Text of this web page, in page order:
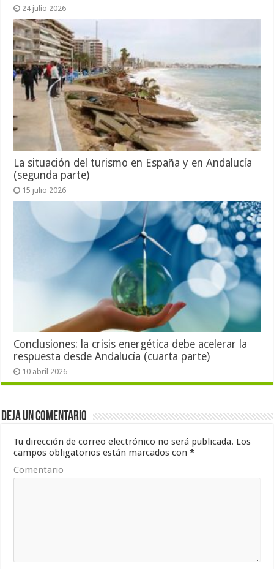
24 julio 2026
La situación del turismo en España y en Andalucía
(segunda parte)
15 julio 2026
Conclusiones: la crisis energética debe acelerar la
respuesta desde Andalucía (cuarta parte)
10 abril 2026
Deja un comentario
Tu dirección de correo electrónico no será publicada. Los
campos obligatorios están marcados con*
Comentario